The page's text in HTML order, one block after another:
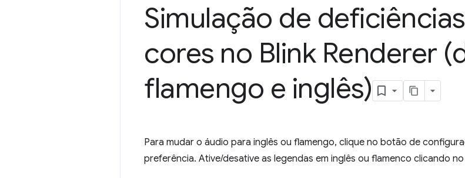
Simulação de
cores no Blink Renderer
flamengo e inglês)
Para mudar o áudio para inglês ou flamengo, clique no botão de
preferência. Ative/desative as legendas em inglês ou flamenco clicando